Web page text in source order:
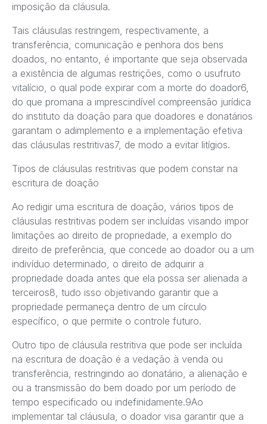
imposição da cláusula.
Tais cláusulas restringem, respectivamente, a
transferência, comunicação e penhora dos bens
doados, no entanto, é importante que seja observada
a existência de algumas restrições, como o usufruto
vitalício, o qual pode expirar com a morte do doador6,
do que promana a imprescindível compreensão jurídica
do instituto da doação para que doadores e donatários
garantam o adimplemento e a implementação efetiva
das cláusulas restritivas7, de modo a evitar litígios.
Tipos de cláusulas restritivas que podem constar na
escritura de doação
Ao redigir uma escritura de doação, vários tipos de
cláusulas restritivas podem ser incluídas visando impor
limitações ao direito de propriedade, a exemplo do
direito de preferência, que concede ao doador ou a um
indivíduo determinado, o direito de adquirir a
propriedade doada antes que ela possa ser alienada a
terceiros8, tudo isso objetivando garantir que a
propriedade permaneça dentro de um círculo
específico, o que permite o controle futuro.
Outro tipo de cláusula restritiva que pode ser incluída
na escritura de doação é a vedação à venda ou
transferência, restringindo ao donatário, a alienação e
ou a transmissão do bem doado por um período de
tempo especificado ou indefinidamente.9Ao
implementar tal cláusula, o doador visa garantir que a